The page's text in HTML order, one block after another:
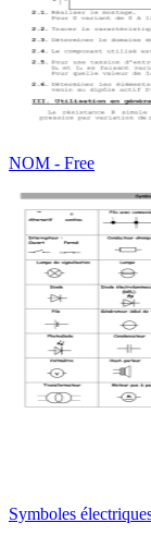
NOM - Free
Symboles